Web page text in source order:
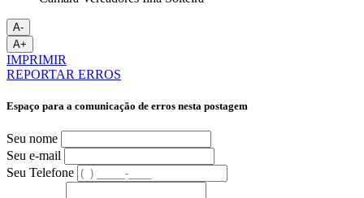
A-
A+
IMPRIMIR
REPORTAR ERROS
Espaço para a comunicação de erros nesta postagem
Seu nome
Seu e-mail
Seu Telefone